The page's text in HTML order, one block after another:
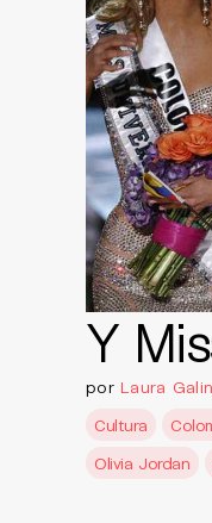
Y
por Laura
Cultura
Olivia Jordan